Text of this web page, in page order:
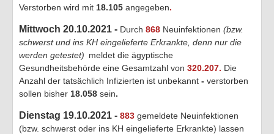
Verstorben wird mit 18.105 angegeben.
Mittwoch 20.10.2021 - Durch 868 Neuinfektionen (bzw.
schwerst und ins KH eingelieferte Erkrankte, denn nur die
werden getestet) meldet die ägyptische
Gesundheitsbehörde eine Gesamtzahl von 320.207. Die
Anzahl der tatsächlich Infizierten ist unbekannt - verstorben
sollen bisher 18.058 sein.
Dienstag 19.10.2021 - 883 gemeldete Neuinfektionen
(bzw. schwerst oder ins KH eingelieferte Erkrankte) lassen